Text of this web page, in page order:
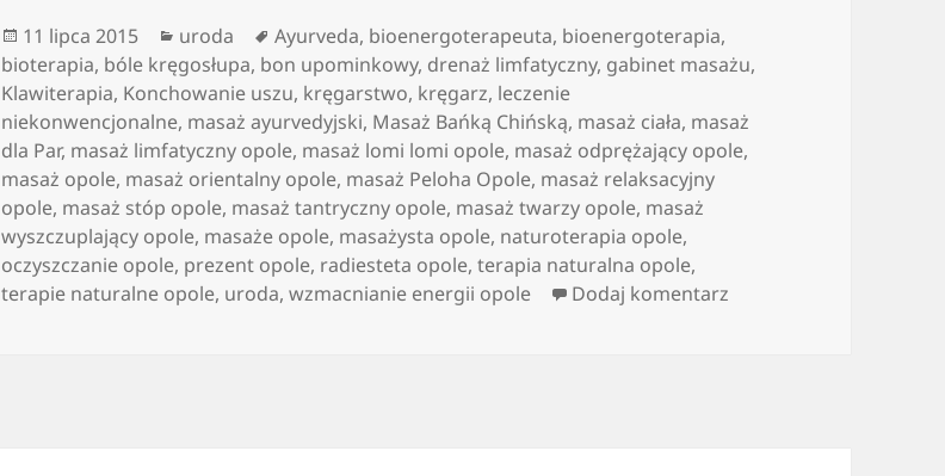
Data
publikacji
11 lipca 2015 Kategorie
uroda Tagi
Ayurveda, bioenergoterapeuta, bioenergoterapia,
bioterapia, bóle kręgosłupa, bon upominkowy, drenaż limfatyczny, gabinet masażu,
Klawiterapia, Konchowanie uszu, kręgarstwo, kręgarz, leczenie
niekonwencjonalne, masaż ayurvedyjski, Masaż Bańką Chińską, masaż ciała, masaż
dla Par, masaż limfatyczny opole, masaż lomi lomi opole, masaż odprężający opole,
masaż opole, masaż orientalny opole, masaż Peloha Opole, masaż relaksacyjny
opole, masaż stóp opole, masaż tantryczny opole, masaż twarzy opole, masaż
wyszczuplający opole, masaże opole, masażysta opole, naturoterapia opole,
oczyszczanie opole, prezent opole, radiesteta opole,terapia naturalna opole,
terapie naturalne opole, uroda,wzmacnianie energii opole Dodaj komentarz